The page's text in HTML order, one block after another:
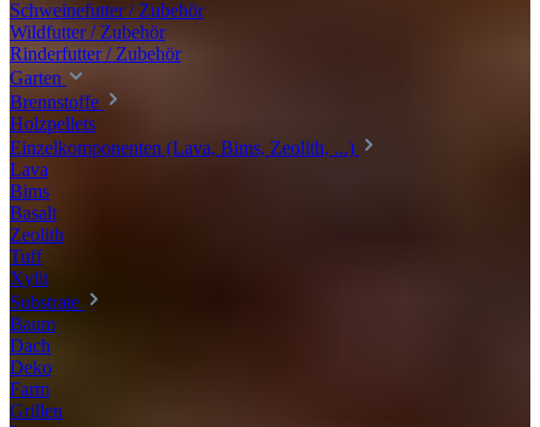
Schweinefutter / Zubehör
Wildfutter / Zubehör
Rinderfutter / Zubehör
Garten
Brennstoffe
Holzpellets
Einzelkomponenten (Lava, Bims, Zeolith, ...)
Lava
Bims
Basalt
Zeolith
Tuff
Xylit
Substrate
Baum
Dach
Deko
Farm
Grillen